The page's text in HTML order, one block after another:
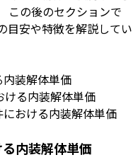
この後のセクションで
目安や特徴を解説してい
装解体単価
ける内装解体単価
おける内装解体単価
内装解体単価